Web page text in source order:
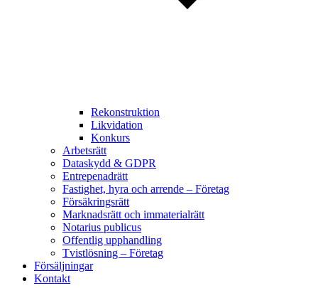
Rekonstruktion
Likvidation
Konkurs
Arbetsrätt
Dataskydd & GDPR
Entrepenadrätt
Fastighet, hyra och arrende – Företag
Försäkringsrätt
Marknadsrätt och immaterialrätt
Notarius publicus
Offentlig upphandling
Tvistlösning – Företag
Försäljningar
Kontakt